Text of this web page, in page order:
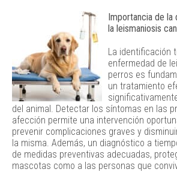
Importancia de
la leismaniosis
La identificación
enfermedad de
perros es
un tratamiento
del animal. Detectar los síntomas en las
afección permite una intervención
prevenir complicaciones graves y
la misma. Además, un diagnóstico a
de medidas preventivas adecuadas,
mascotas como a las personas que